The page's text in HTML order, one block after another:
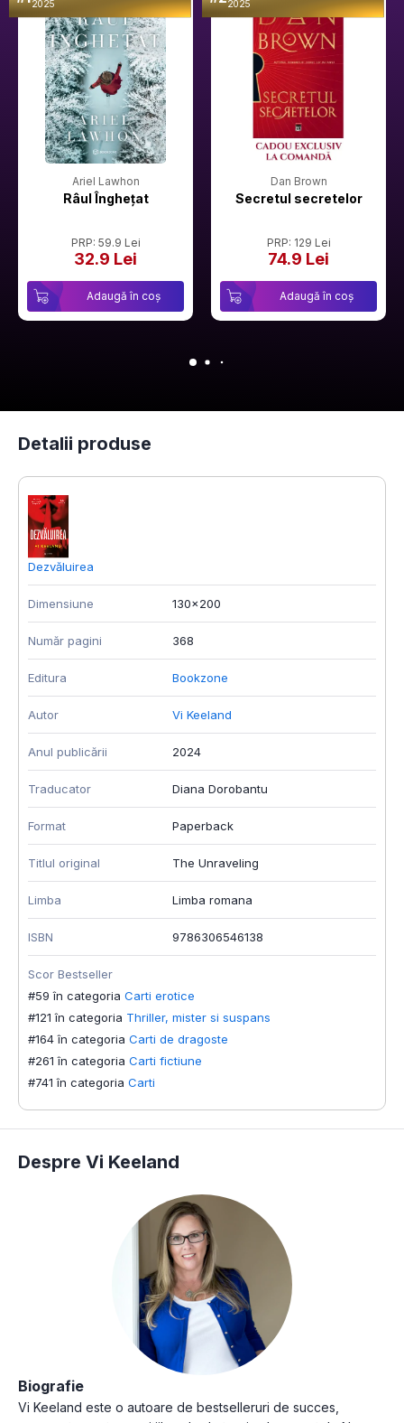
2025
Ariel Lawhon
Râul Înghețat
PRP: 59.9 Lei
32.9 Lei
Adaugă în coș
2025
Dan Brown
Secretul secretelor
PRP: 129 Lei
74.9 Lei
Adaugă în coș
Detalii produse
Dezvăluirea
Dimensiune 130x200
Număr pagini 368
Editura Bookzone
Autor Vi Keeland
Anul publicării 2024
Traducator Diana Dorobantu
Format Paperback
Titlul original The Unraveling
Limba Limba romana
ISBN 9786306546138
Scor Bestseller
#59 în categoria Carti erotice
#121 în categoria Thriller, mister si suspans
#164 în categoria Carti de dragoste
#261 în categoria Carti fictiune
#741 în categoria Carti
Despre Vi Keeland
Biografie
Vi Keeland este o autoare de bestselleruri de succes,